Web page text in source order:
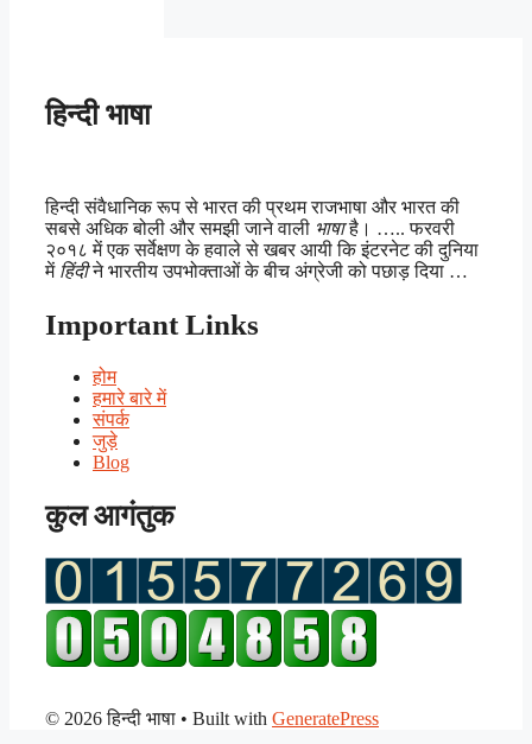
हिन्दी भाषा
हिन्दी संवैधानिक रूप से भारत की प्रथम राजभाषा और भारत की
सबसे अधिक बोली और समझी जाने वाली भाषाहै। ….. फरवरी
२०१८ में एक सर्वेक्षण के हवाले से खबर आयी कि इंटरनेट की दुनिया
में हिंदीने भारतीय उपभोक्ताओं के बीच अंग्रेजी को पछाड़ दिया …
Important Links
होम
हमारे बारे में
संपर्क
जुड़े
Blog
कुल आगंतुक
© 2026 हिन्दी भाषा • Built with GeneratePress